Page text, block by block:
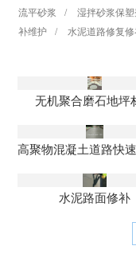
流平砂浆
/ 湿拌砂浆保塑
补维护
/ 水泥道路修复
无机聚合磨石地坪
水泥路面修补